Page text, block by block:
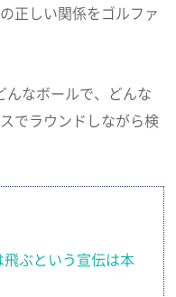
正しい関係をゴルファ
んなボールで、どんな
でラウンドしながら検
飛ぶという宣伝は本